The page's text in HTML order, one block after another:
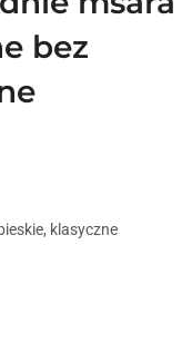
bez
klasyczne